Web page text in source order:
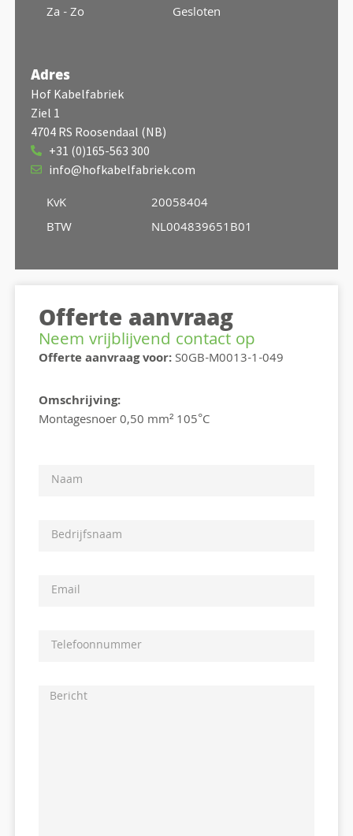
Za - Zo
Gesloten
Adres
Hof Kabelfabriek
Ziel 1
4704 RS Roosendaal (NB)
+31 (0)165-563 300
info@hofkabelfabriek.com
KvK
BTW
20058404
NL004839651B01
Offerte aanvraag
Neem vrijblijvend contact op
Offerte aanvraag voor:S0GB-M0013-1-049
Omschrijving:
Montagesnoer 0,50 mm² 105°C